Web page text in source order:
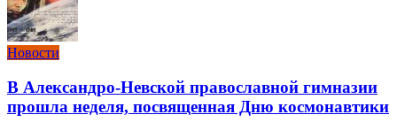
Новости
В Александро-Невской православной гимназии
прошла неделя, посвященная Дню космонавтики